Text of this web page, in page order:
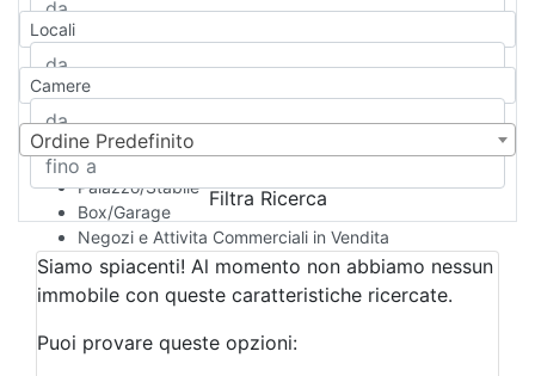
Attico/Mansarda
Rustico/Casale
Camera d'Albergo
Multiproprietà
Palazzo/Stabile
Box/Garage
Negozi e Attivita Commerciali in Vendita
Qualsiasi
Attività/Licenza Commerciale
Azienda Agricola
Bar/Ristorante
Locali
Camere
Ordine Predefinito
Filtra Ricerca
Siamo spiacenti! Al momento non abbiamo nessun
immobile con queste caratteristiche ricercate.
Puoi provare queste opzioni: